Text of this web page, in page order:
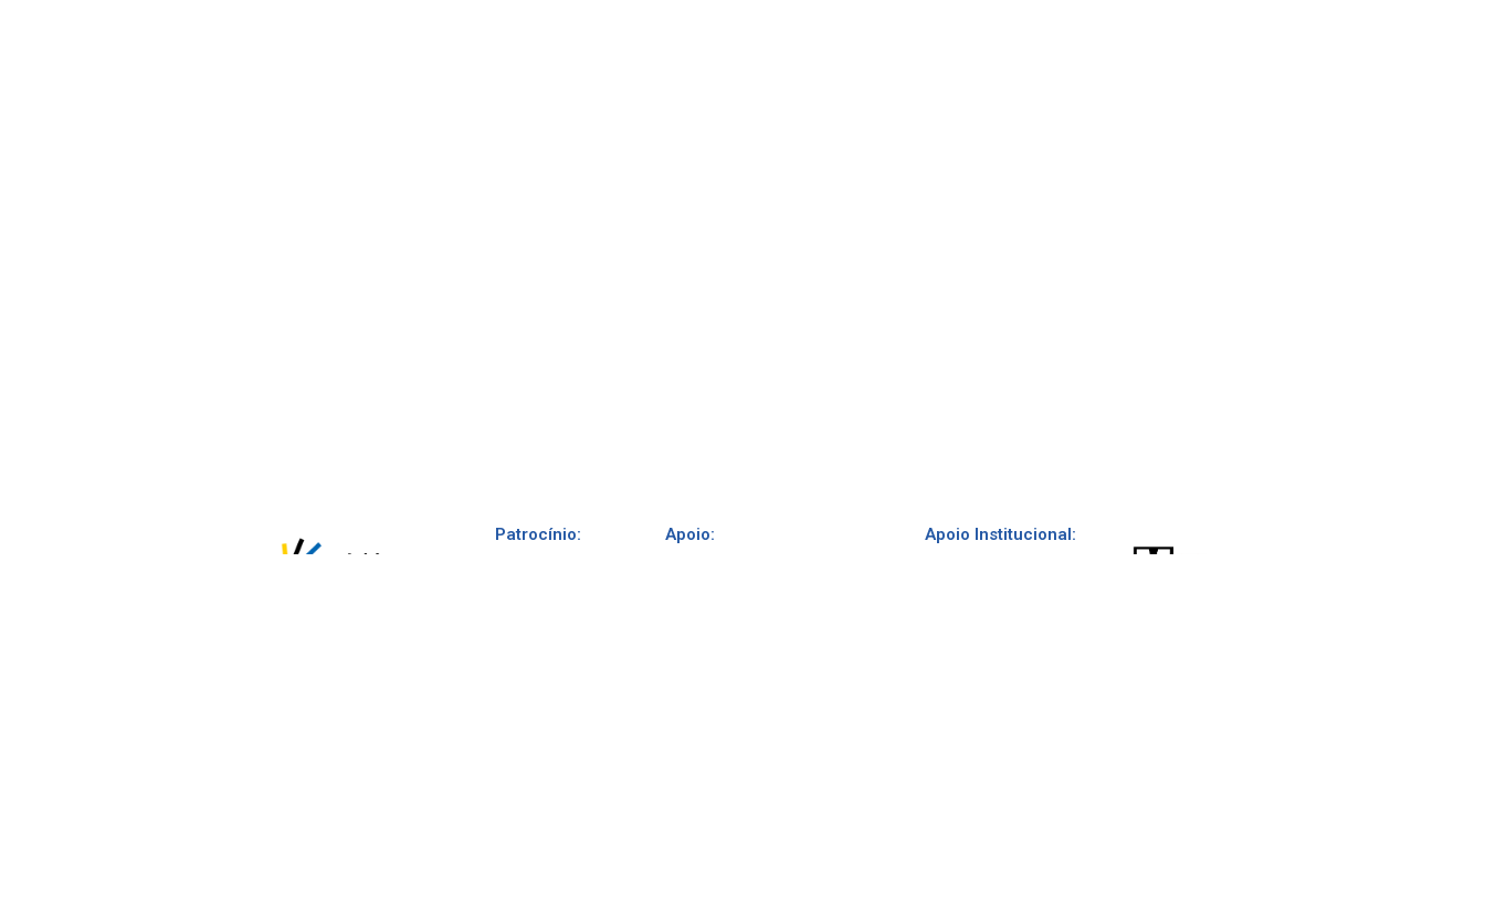
Patrocínio: Apoio: Apoio Institucional: